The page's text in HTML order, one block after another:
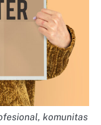
komunitas